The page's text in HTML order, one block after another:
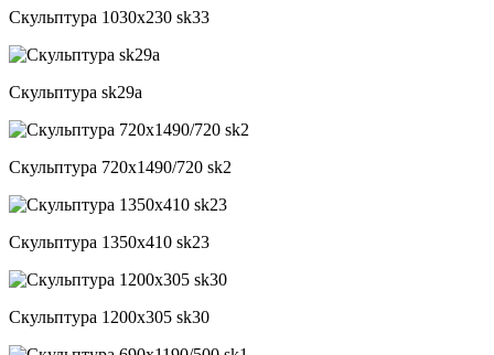
Скульптура 1030x230 sk33
Скульптура sk29a
Скульптура 720x1490/720 sk2
Скульптура 1350x410 sk23
Скульптура 1200x305 sk30